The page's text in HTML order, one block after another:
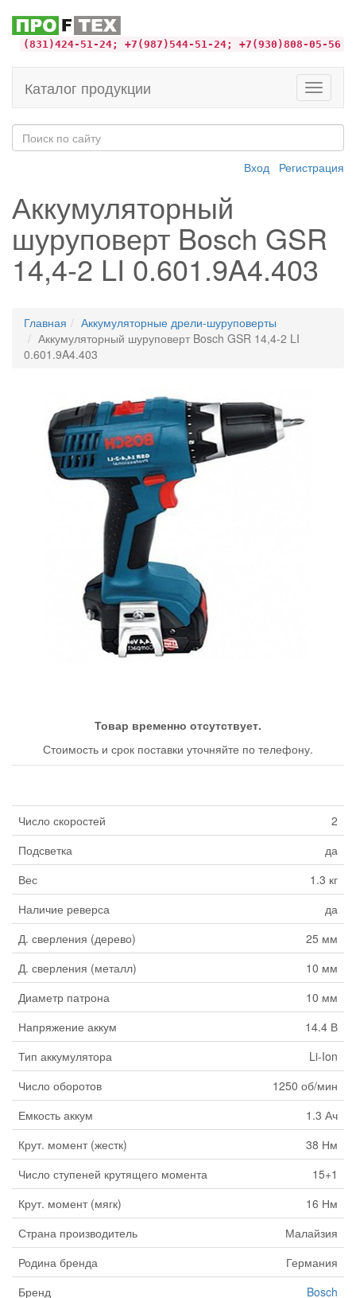
(831)424-51-24; +7(987)544-51-24; +7(930)808-05-56
Toggle
Каталог продукции
Вход Регистрация
Аккумуляторный
шуруповерт Bosch GSR
14,4-2 LI 0.601.9A4.403
Главная
Аккумуляторные дрели-шуруповерты
Аккумуляторный шуруповерт Bosch GSR 14,4-2 LI
0.601.9A4.403
Товар временно отсутствует.
Стоимость и срок поставки уточняйте по телефону.
Число скоростей
2
Подсветка
да
Вес
1.3 кг
Наличие реверса
да
Д. сверления (дерево)
25 мм
Д. сверления (металл)
10 мм
Диаметр патрона
10 мм
Напряжение аккум
14.4 В
Тип аккумулятора
Li-Ion
Число оборотов
1250 об/мин
Емкость аккум
1.3 Ач
Крут. момент (жестк)
38 Нм
Число ступеней крутящего момента
15+1
Крут. момент (мягк)
16 Нм
Страна производитель
Малайзия
Родина бренда
Германия
Бренд
Bosch